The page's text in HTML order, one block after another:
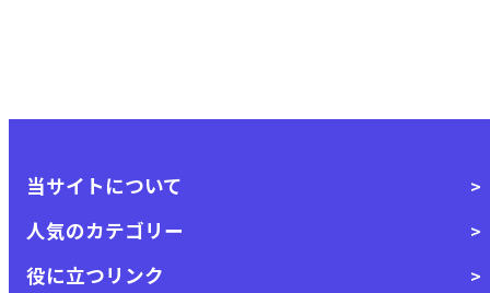
当サイトについて
人気のカテゴリー
役に立つリンク